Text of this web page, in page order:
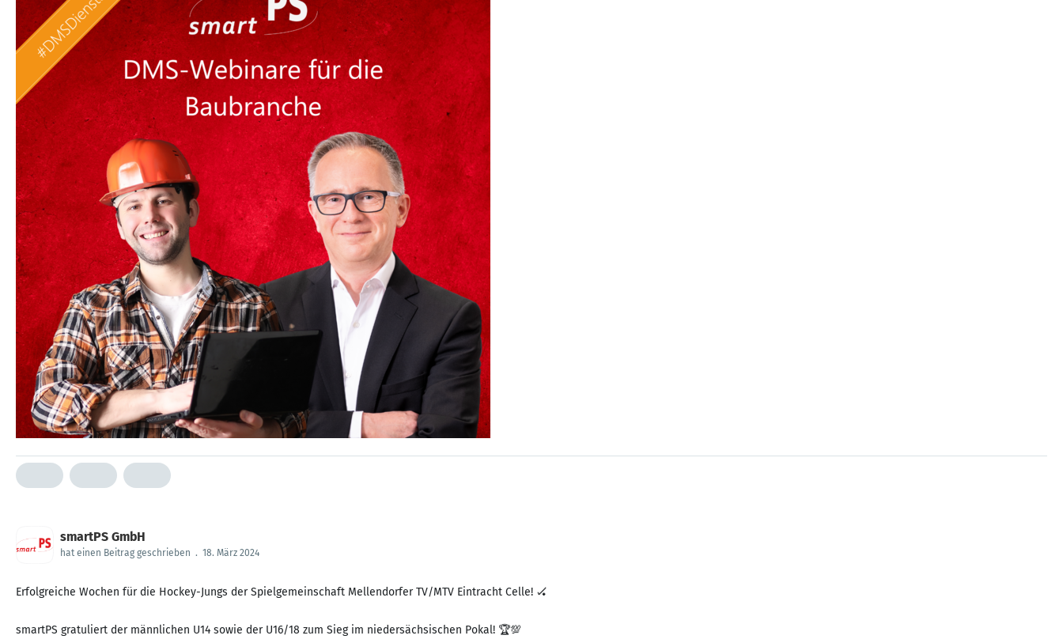
smartPS GmbH
hat einen Beitrag geschrieben . 18. März 2024
Erfolgreiche Wochen für die Hockey-Jungs der Spielgemeinschaft Mellendorfer TV/MTV Eintracht Celle! 🏑
smartPS gratuliert der männlichen U14 sowie der U16/18 zum Sieg im niedersächsischen Pokal! 🏆💯